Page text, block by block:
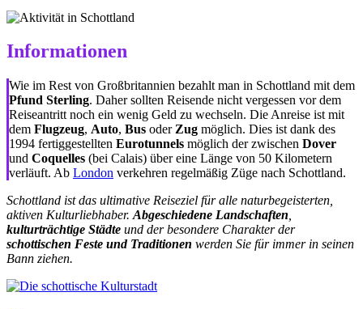
Informationen
Wie im Rest von Großbritannien bezahlt man in Schottland mit dem
Pfund Sterling. Daher sollten Reisende nicht vergessen vor dem
Reiseantritt noch ein wenig Geld zu wechseln. Die Anreise ist mit
dem Flugzeug, Auto, Bus oder Zug möglich. Dies ist dank des
1994 fertiggestellten Eurotunnels möglich der zwischen Dover
und Coquelles (bei Calais) über eine Länge von 50 Kilometern
verläuft. Ab London verkehren regelmäßig Züge nach Schottland.
Schottland ist das ultimative Reiseziel für alle naturbegeisterten,
aktiven Kulturliebhaber. Abgeschiedene Landschaften
kulturträchtige Städte und der besondere Charakter der
schottischen Feste und Traditionen werden Sie für immer in seinen
Bann ziehen.